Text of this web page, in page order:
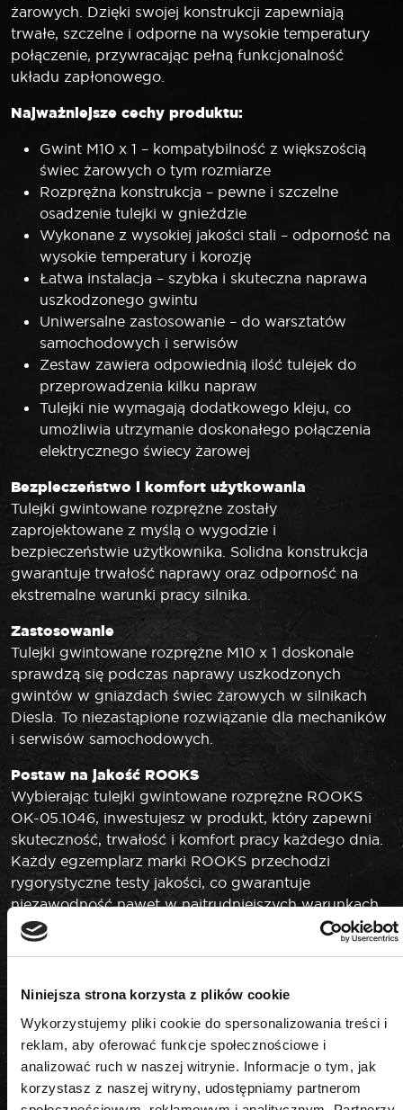
Niniejsza strona korzysta z plików cookie
Wykorzystujemy pliki cookie do spersonalizowania treści i
reklam, aby oferować funkcje społecznościowe i
analizować ruch w naszej witrynie. Informacje o tym, jak
korzystasz z naszej witryny, udostępniamy partnerom
żarowych. Dzięki swojej konstrukcji zapewniają
trwałe, szczelne i odporne na wysokie temperatury
połączenie, przywracając pełną funkcjonalność
układu zapłonowego.
Najważniejsze cechy produktu:
Gwint M10 x 1 – kompatybilność z większością
świec żarowych o tym rozmiarze
Rozprężna konstrukcja – pewne i szczelne
osadzenie tulejki w gnieździe
Wykonane z wysokiej jakości stali – odporność na
wysokie temperatury i korozję
Łatwa instalacja – szybka i skuteczna naprawa
uszkodzonego gwintu
Uniwersalne zastosowanie – do warsztatów
samochodowych i serwisów
Zestaw zawiera odpowiednią ilość tulejek do
przeprowadzenia kilku napraw
Tulejki nie wymagają dodatkowego kleju, co
umożliwia utrzymanie doskonałego połączenia
elektrycznego świecy żarowej
Bezpieczeństwo i komfort użytkowania
Tulejki gwintowane rozprężne zostały
zaprojektowane z myślą o wygodzie i
bezpieczeństwie użytkownika. Solidna konstrukcja
gwarantuje trwałość naprawy oraz odporność na
ekstremalne warunki pracy silnika.
Zastosowanie
Tulejki gwintowane rozprężne M10 x 1 doskonale
sprawdzą się podczas naprawy uszkodzonych
gwintów w gniazdach świec żarowych w silnikach
Diesla. To niezastąpione rozwiązanie dla mechaników
i serwisów samochodowych.
Postaw na jakość ROOKS
Wybierając tulejki gwintowane rozprężne ROOKS
OK-05.1046, inwestujesz w produkt, który zapewni
skuteczność, trwałość i komfort pracy każdego dnia.
Każdy egzemplarz marki ROOKS przechodzi
rygorystyczne testy jakości, co gwarantuje
niezawodność nawet w najtrudniejszych warunkach.
PODOBNE PRODUKTY